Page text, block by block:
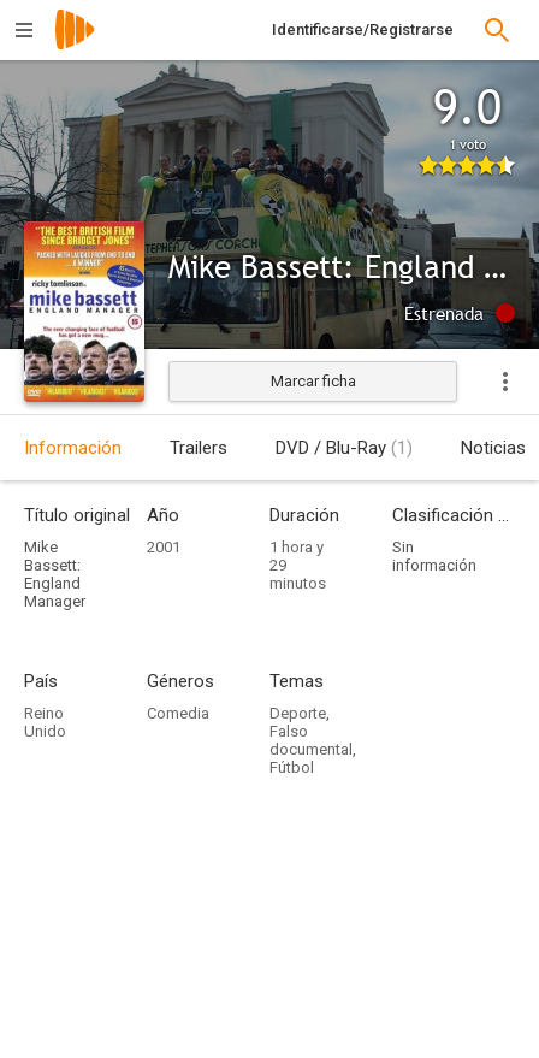
Identificarse/Registrarse
9.0
1 voto
Mike Bassett: England Manager
Estrenada
Marcar ficha
Información Trailers DVD / Blu-Ray (1) Noticias
Título original
Mike
Bassett:
England
Manager
Año
2001
Duración
1 hora y
29
minutos
Clasificación por edades
Sin
información
País
Reino
Unido
Géneros
Comedia
Temas
Deporte,
Falso
documental ,
Fútbol